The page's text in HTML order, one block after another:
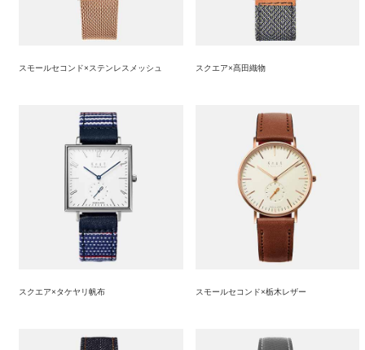
スモールセコンド×ステンレスメッシュ スクエア×髙田織物
スクエア×タケヤリ帆布 スモールセコンド×栃木レザー